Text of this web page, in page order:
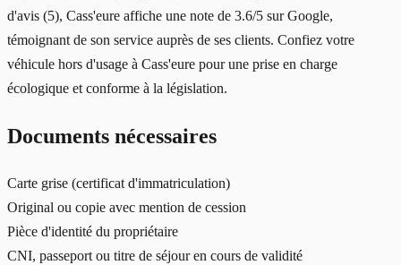
d'avis (5), Cass'eure affiche une note de 3.6/5 sur Google,
témoignant de son service auprès de ses clients. Confiez votre
véhicule hors d'usage à Cass'eure pour une prise en charge
écologique et conforme à la législation.
Documents nécessaires
Carte grise (certificat d'immatriculation)
Original ou copie avec mention de cession
Pièce d'identité du propriétaire
CNI, passeport ou titre de séjour en cours de validité